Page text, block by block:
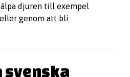
djuren till exempel
genom att bli
svenska